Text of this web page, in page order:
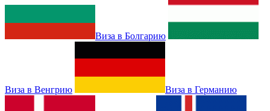
Виза в Болгарию
Виза в Венгрию Виза в Германию